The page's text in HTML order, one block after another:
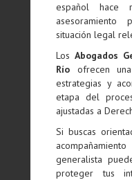
español hace
asesoramiento
situación legal
LosAbogados
Río ofrecen
estrategias y
etapa del
ajustadas a
Si buscas
generalista
proteger tus